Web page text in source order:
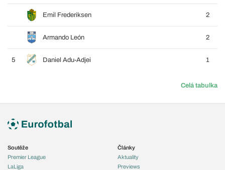
Emil Frederiksen 2
Armando León 2
5 Daniel Adu-Adjei 1
Celá tabulka
Soutěže
Premier League
LaLiga
Články
Aktuality
Previews